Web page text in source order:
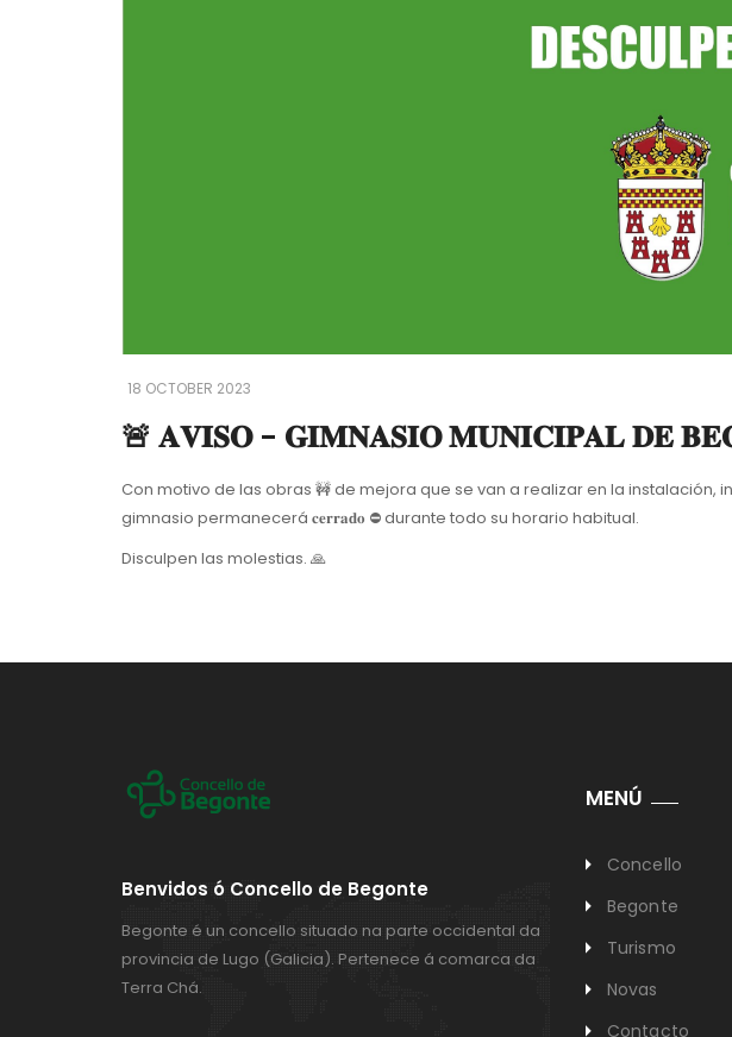
18 OCTOBER 2023
🚨 𝐀𝐕𝐈𝐒𝐎 - 𝐆𝐈𝐌𝐍𝐀𝐒𝐈𝐎 𝐌𝐔𝐍𝐈𝐂𝐈𝐏𝐀𝐋 𝐃𝐄
Con motivo de las obras 🚧 de mejora que se van a realizar en la instalación,
gimnasio permanecerá 𝐜𝐞𝐫𝐫𝐚𝐝𝐨 ⛔️ durante todo su horario habitual.
Disculpen las molestias. 🙏
Benvidos ó Concello de Begonte
Begonte é un concello situado na parte occidental da
provincia de Lugo (Galicia). Pertenece á comarca da
Terra Chá.
MENÚ
Concello
Begonte
Turismo
Novas
Contacto